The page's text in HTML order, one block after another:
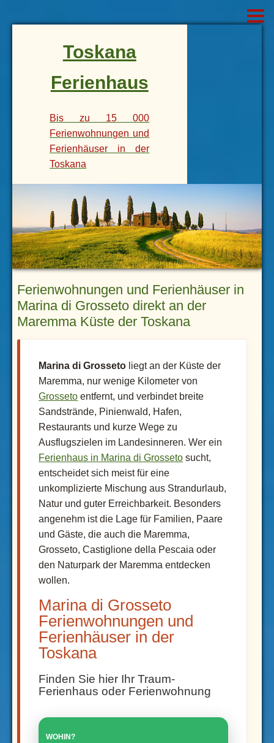
Toskana
Ferienhaus
Bis zu 15 000
Ferienwohnungen und
Ferienhäuser in der
Toskana
Ferienwohnungen und Ferienhäuser in
Marina di Grosseto direkt an der
Maremma Küste der Toskana
Marina di Grosseto liegt an der Küste der
Maremma, nur wenige Kilometer von
Grosseto entfernt, und verbindet breite
Sandstrände, Pinienwald, Hafen,
Restaurants und kurze Wege zu
Ausflugszielen im Landesinneren. Wer ein
Ferienhaus in Marina di Grosseto sucht,
entscheidet sich meist für eine
unkomplizierte Mischung aus Strandurlaub,
Natur und guter Erreichbarkeit. Besonders
angenehm ist die Lage für Familien, Paare
und Gäste, die auch die Maremma,
Grosseto, Castiglione della Pescaia oder
den Naturpark der Maremma entdecken
wollen.
Marina di Grosseto
Ferienwohnungen und
Ferienhäuser in der
Toskana
Finden Sie hier Ihr Traum-
Ferienhaus oder Ferienwohnung
WOHIN?